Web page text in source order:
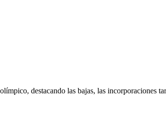
destacando las bajas, las incorporaciones